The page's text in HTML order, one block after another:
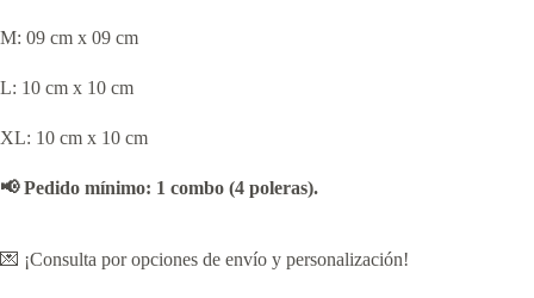
M: 09 cm x 09 cm
L: 10 cm x 10 cm
XL: 10 cm x 10 cm
📢 Pedido mínimo: 1 combo (4 poleras).
💌 ¡Consulta por opciones de envío y personalización!